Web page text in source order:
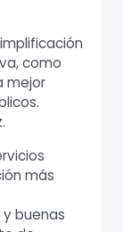
como
mejor
más
buenas